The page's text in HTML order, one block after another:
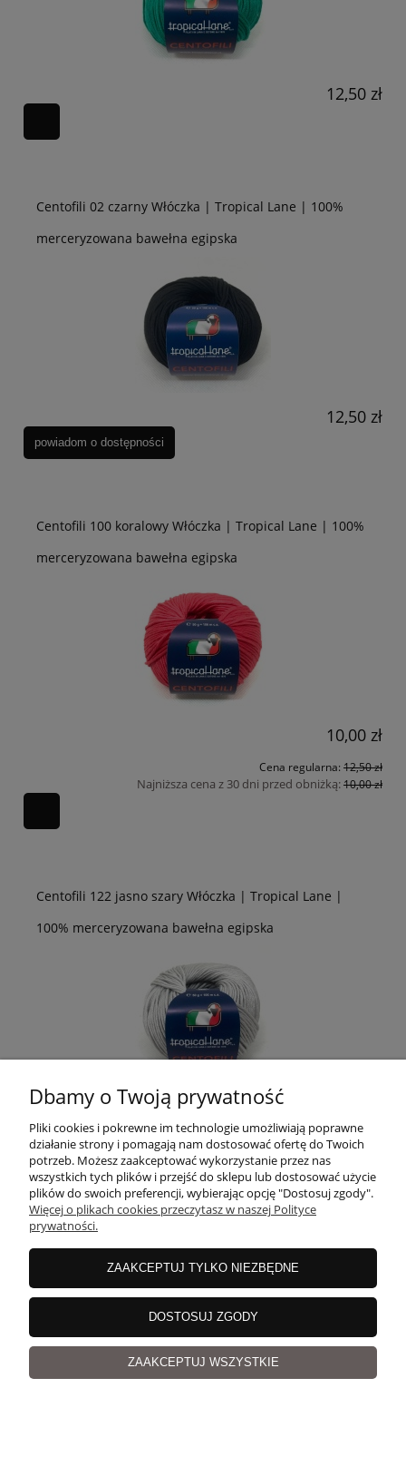
12,50 zł
Centofili 02 czarny Włóczka | Tropical Lane | 100%
merceryzowana bawełna egipska
12,50 zł
powiadom o dostępności
Centofili 100 koralowy Włóczka | Tropical Lane | 100%
merceryzowana bawełna egipska
10,00 zł
Cena regularna: 12,50 zł
Najniższa cena z 30 dni przed obniżką:10,00 zł
Centofili 122 jasno szary Włóczka | Tropical Lane |
100% merceryzowana bawełna egipska
Cena regularna:12,50 zł
Najniższa cena z 30 dni przed obniżką:
Centofili 134 lawendowy Włóczka | Tropical Lane |
100% merceryzowana bawełna egipska
Dbamy o Twoją prywatność
Pliki cookies i pokrewne im technologie umożliwiają poprawne
działanie strony i pomagają nam dostosować ofertę do Twoich
potrzeb. Możesz zaakceptować wykorzystanie przez nas
wszystkich tych plików i przejść do sklepu lub dostosować użycie
plików do swoich preferencji, wybierając opcję "Dostosuj zgody".
Więcej o plikach cookies przeczytasz w naszej Polityce
prywatności.
ZAAKCEPTUJ TYLKO NIEZBĘDNE
DOSTOSUJ ZGODY
ZAAKCEPTUJ WSZYSTKIE